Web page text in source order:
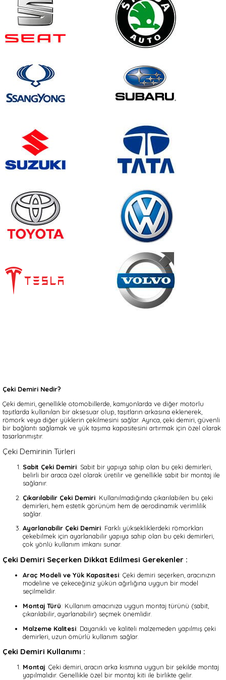
Çeki Demiri Nedir?
Çeki demiri, genellikle otomobillerde, kamyonlarda ve diğer motorlu
taşıtlarda kullanılan bir aksesuar olup, taşıtların arkasına eklenerek,
römork veya diğer yüklerin çekilmesini sağlar. Ayrıca, çeki demiri, güvenli
bir bağlantı sağlamak ve yük taşıma kapasitesini artırmak için özel olarak
tasarlanmıştır.
Çeki Demirinin Türleri
Sabit Çeki Demiri: Sabit bir yapıya sahip olan bu çeki demirleri,
belirli bir araca özel olarak üretilir ve genellikle sabit bir montaj ile
sağlanır.
Çıkarılabilir Çeki Demiri: Kullanılmadığında çıkarılabilen bu çeki
demirleri, hem estetik görünüm hem de aerodinamik verimlilik
sağlar.
Ayarlanabilir Çeki Demiri: Farklı yüksekliklerdeki römorkları
çekebilmek için ayarlanabilir yapıya sahip olan bu çeki demirleri,
çok yönlü kullanım imkanı sunar.
Çeki Demiri Seçerken Dikkat Edilmesi Gerekenler :
Araç Modeli ve Yük Kapasitesi: Çeki demiri seçerken, aracınızın
modeline ve çekeceğiniz yükün ağırlığına uygun bir model
seçilmelidir.
Montaj Türü: Kullanım amacınıza uygun montaj türünü (sabit,
çıkarılabilir, ayarlanabilir) seçmek önemlidir.
Malzeme Kalitesi: Dayanıklı ve kaliteli malzemeden yapılmış çeki
demirleri, uzun ömürlü kullanım sağlar.
Çeki Demiri Kullanımı :
Montaj: Çeki demiri, aracın arka kısmına uygun bir şekilde montaj
yapılmalıdır. Genellikle özel bir montaj kiti ile birlikte gelir.